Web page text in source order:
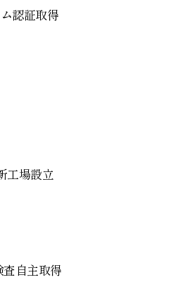
認証取得
工場設立
自主取得